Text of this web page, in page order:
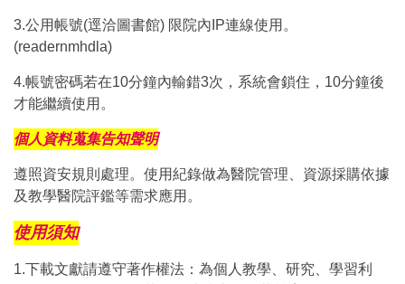
3.公用帳號(逕洽圖書館) 限院內IP連線使用。
(readernmhdla)
4.帳號密碼若在10分鐘內輸錯3次，系統會鎖住，10分鐘後
才能繼續使用。
個人資料蒐集告知聲明
遵照資安規則處理。使用紀錄做為醫院管理、資源採購依據
及教學醫院評鑑等需求應用。
使用須知
1.下載文獻請遵守著作權法：為個人教學、研究、學習利